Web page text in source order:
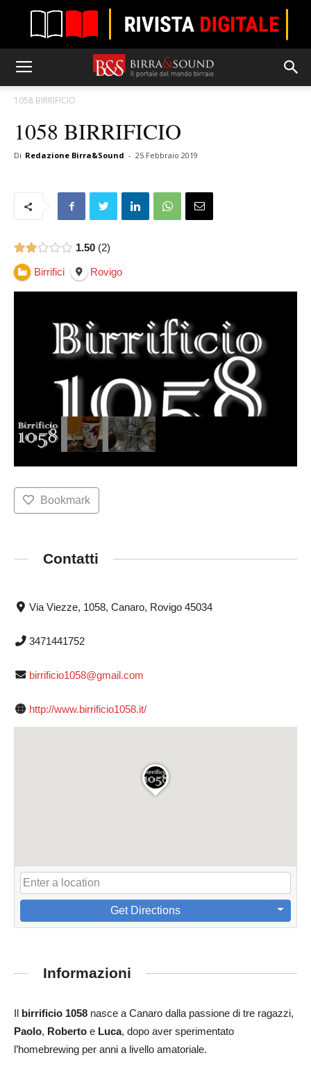
1058 BIRRIFICIO
1058 BIRRIFICIO
Di Redazione Birra&Sound - 25 Febbraio 2019
1.50 2
Birrifici Rovigo
Bookmark
Contatti
Via Viezze, 1058, Canaro, Rovigo 45034
3471441752
birrificio1058@gmail.com
http://www.birrificio1058.it/
Get Directions
Informazioni
Il birrificio 1058 nasce a Canaro dalla passione di tre ragazzi,
Paolo, Roberto e Luca, dopo aver sperimentato
l’homebrewing per anni a livello amatoriale.